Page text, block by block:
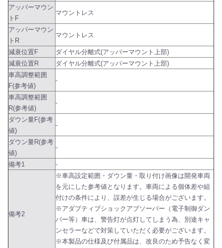
アッパーマウン
トF
マウントレス
アッパーマウン
トR
マウントレス
減衰位置F
ダイヤル分離式(アッパーマウント上部)
減衰位置R
ダイヤル分離式(アッパーマウント上部)
車高調整範囲
F(参考値)
-
車高調整範囲
R(参考値)
-
ダウン量F(参考
値)
-
ダウン量R(参考
値)
-
備考1 -
備考2
※車高設定範囲・ダウン量・取り付け画像は開発車両
を元にした参考値となります。車両による個体差や組
付けの条件により、誤差が生じる場合がございます。
※アダプティブショックアブソーバー（電子制御ダン
パー等）車は、警告灯が点灯してしまう為、別途キャ
ンセラーなどで対策していただく必要がございます。
※本製品の仕様及び付属品は、改良のため予告なく変